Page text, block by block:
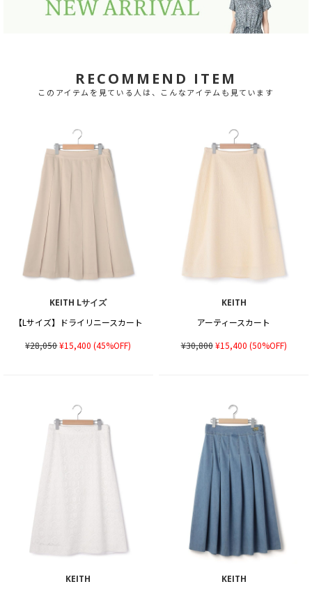
RECOMMEND ITEM
このアイテムを見ている人は、こんなアイテムも見ています
KEITH Lサイズ
【Lサイズ】ドライリニースカート
¥28,050¥15,400 (45%OFF)
KEITH
アーティースカート
¥30,800¥15,400 (50%OFF)
KEITH
KEITH